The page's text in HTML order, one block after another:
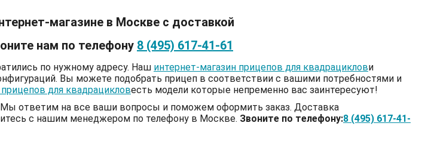
магазине в Москве с доставкой
нам по телефону 8 (495) 617-41-61
по нужному адресу. Наш интернет-магазин прицепов для квадрациклови
Вы можете подобрать прицеп в соответствии с вашими потребностями и
прицепов для квадрацикловесть модели которые непременно вас заинтересуют!
Мы ответим на все ваши вопросы и поможем оформить заказ. Доставка
с нашим менеджером по телефону в Москве. Звоните по телефону:8 (495) 617-41-